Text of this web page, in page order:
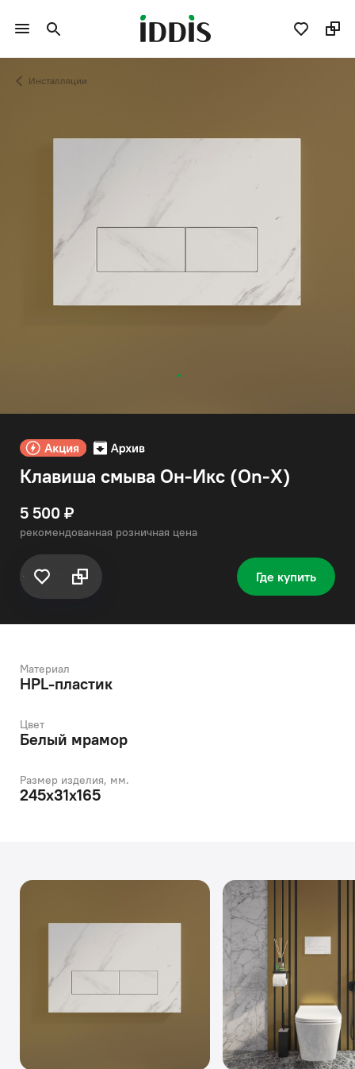
Инсталляции
Клавиша смыва Он-Икс (On-X)
5 500 ₽
рекомендованная розничная цена
Где купить
Материал
HPL-пластик
Цвет
Белый мрамор
Размер изделия, мм.
245х31х165